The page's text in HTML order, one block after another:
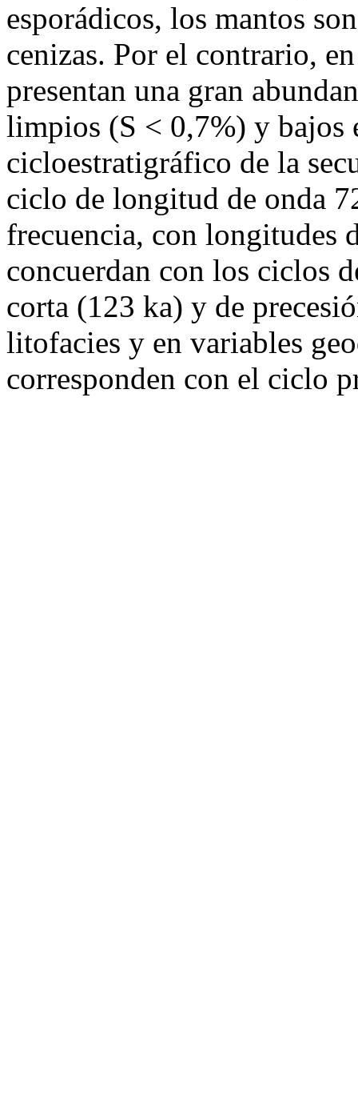
esporádicos, los mantos
cenizas. Por el contrario,
presentan una gran
limpios (S < 0,7%) y bajos
cicloestratigráfico de la
ciclo de longitud de onda
frecuencia, con longitudes
concuerdan con los ciclos
corta (123 ka) y de
litofacies y en variables
corresponden con el ciclo